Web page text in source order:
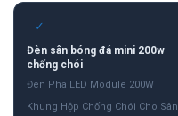
✓
Đèn sân bóng đá mini 200w
chống chói
Đèn Pha LED Module 200W
Khung Hộp Chống Chói Cho Sân